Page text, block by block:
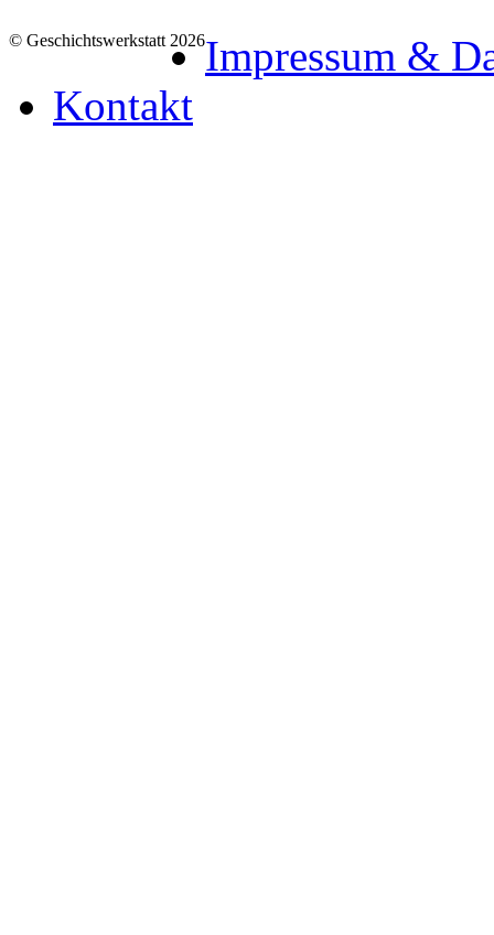
© Geschichtswerkstatt 2026Impressum &
Kontakt